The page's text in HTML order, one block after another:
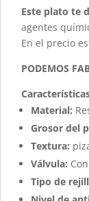
Este plato te
agentes
En el precio
PODEMOS
Material:
Grosor del
Textura:
Válvula:
Tipo de